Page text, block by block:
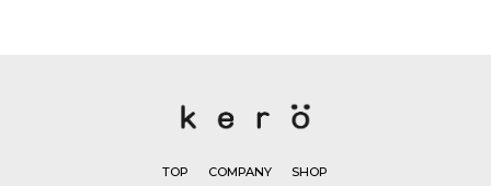
TOP COMPANY SHOP